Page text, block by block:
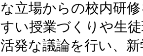
な立場からの校内研
すい授業づくりや生
活発な議論を行い、